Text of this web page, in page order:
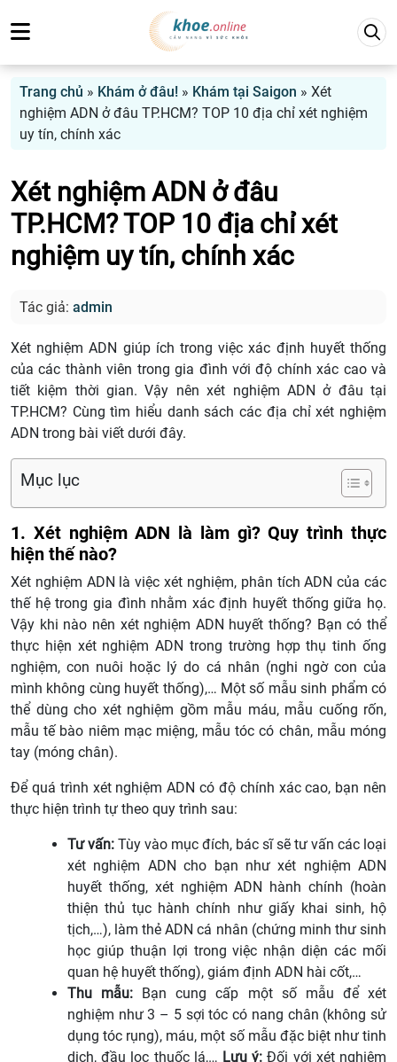
Trang chủ » Khám ở đâu! » Khám tại Saigon » Xét
nghiệm ADN ở đâu TP.HCM? TOP 10 địa chỉ xét nghiệm
uy tín, chính xác
Xét nghiệm ADN ở đâu
TP.HCM? TOP 10 địa chỉ xét
nghiệm uy tín, chính xác
Tác giả: admin
Xét nghiệm ADN giúp ích trong việc xác định huyết thống
của các thành viên trong gia đình với độ chính xác cao và
tiết kiệm thời gian. Vậy nên xét nghiệm ADN ở đâu tại
TP.HCM? Cùng tìm hiểu danh sách các địa chỉ xét nghiệm
ADN trong bài viết dưới đây.
Mục lục
1. Xét nghiệm ADN là làm gì? Quy trình thực
hiện thế nào?
Xét nghiệm ADN là việc xét nghiệm, phân tích ADN của các
thế hệ trong gia đình nhằm xác định huyết thống giữa họ.
Vậy khi nào nên xét nghiệm ADN huyết thống? Bạn có thể
thực hiện xét nghiệm ADN trong trường hợp thụ tinh ống
nghiệm, con nuôi hoặc lý do cá nhân (nghi ngờ con của
mình không cùng huyết thống),… Một số mẫu sinh phẩm có
thể dùng cho xét nghiệm gồm mẫu máu, mẫu cuống rốn,
mẫu tế bào niêm mạc miệng, mẫu tóc có chân, mẫu móng
tay (móng chân).
Để quá trình xét nghiệm ADN có độ chính xác cao, bạn nên
thực hiện trình tự theo quy trình sau:
Tư vấn: Tùy vào mục đích, bác sĩ sẽ tư vấn các loại
xét nghiệm ADN cho bạn như xét nghiệm ADN
huyết thống, xét nghiệm ADN hành chính (hoàn
thiện thủ tục hành chính như giấy khai sinh, hộ
tịch,…), làm thẻ ADN cá nhân (chứng minh thư sinh
học giúp thuận lợi trong việc nhận diện các mối
quan hệ huyết thống), giám định ADN hài cốt,…
Thu mẫu: Bạn cung cấp một số mẫu để xét
nghiệm như 3 – 5 sợi tóc có nang chân (không sử
dụng tóc rụng), máu, một số mẫu đặc biệt như tinh
dịch, đầu lọc thuốc lá,… Lưu ý: Đối với xét nghiệm